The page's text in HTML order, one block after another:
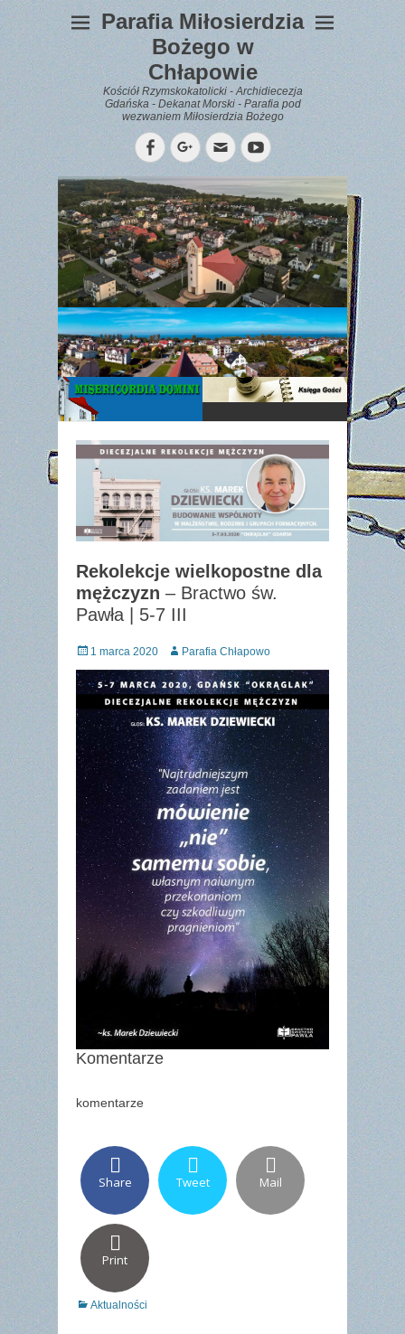
Parafia Miłosierdzia
Bożego w
Chłapowie
Kościół Rzymskokatolicki - Archidiecezja
Gdańska - Dekanat Morski - Parafia pod
wezwaniem Miłosierdzia Bożego
FacebookGoogleplus
EmailYouTube
WYPOCZYNEK
Gazetka
Parafialna
Rekolekcje wielkopostne dla
mężczyzn – Bractwo św.
Pawła | 5-7 III
Posted
on
1 marca 2020 AuthorParafia Chłapowo
Komentarze
komentarze
Share Tweet Mail
Print
Categories
Aktualności